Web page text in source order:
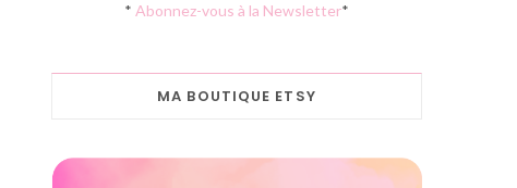
* Abonnez-vous à la Newsletter*
MA BOUTIQUE ETSY